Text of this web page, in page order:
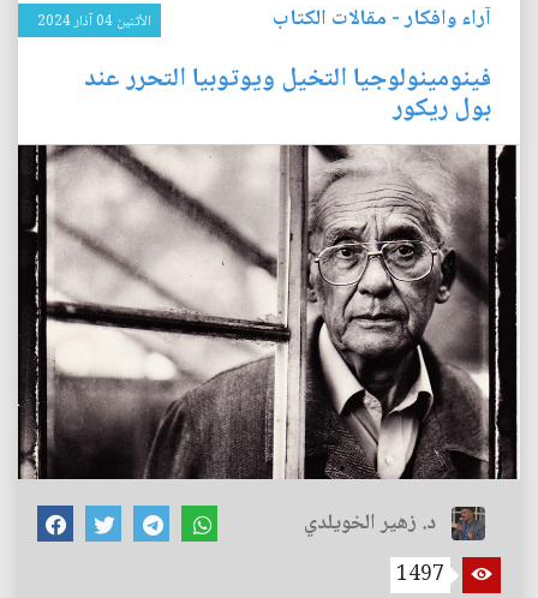
آراء وافكار- مقالات الكتاب الأثنين 04 آذار 2024
فينومينولوجيا التخيل ويوتوبيا التحرر عند
بول ريكور
د. زهير الخويلدي
1497